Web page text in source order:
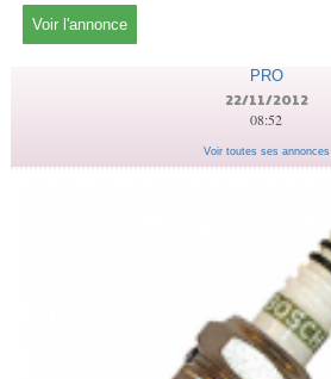
Voir l'annonce
PRO
22/11/2012
08:52
Voir toutes ses annonces